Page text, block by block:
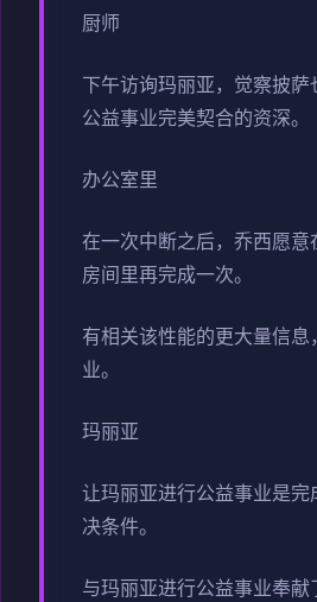
厨师
下午访询玛丽亚，觉察披
公益事业完美契合的资深。
办公室里
在一次中断之后，乔西愿意
房间里再完成一次。
有相关该性能的更大量信息
业。
玛丽亚
让玛丽亚进行公益事业是完
决条件。
与玛丽亚进行公益事业奉献